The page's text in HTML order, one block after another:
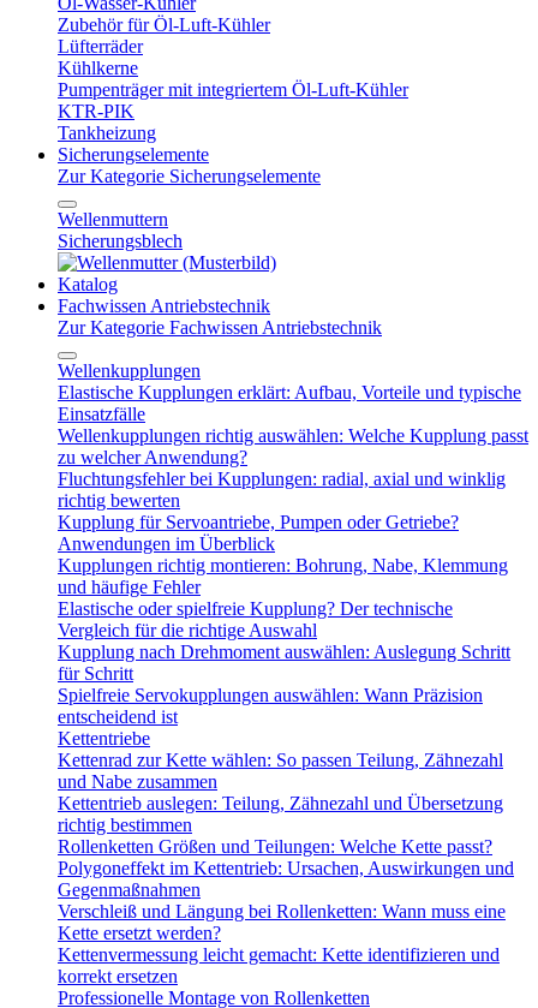
Zubehör für Öl-Luft-Kühler
Lüfterräder
Kühlkerne
Pumpenträger mit integriertem Öl-Luft-Kühler
KTR-PIK
Tankheizung
Sicherungselemente
Zur Kategorie Sicherungselemente
Wellenmuttern
Sicherungsblech
Katalog
Fachwissen Antriebstechnik
Zur Kategorie Fachwissen Antriebstechnik
Wellenkupplungen
Elastische Kupplungen erklärt: Aufbau, Vorteile und typische
Einsatzfälle
Wellenkupplungen richtig auswählen: Welche Kupplung passt
zu welcher Anwendung?
Fluchtungsfehler bei Kupplungen: radial, axial und winklig
richtig bewerten
Kupplung für Servoantriebe, Pumpen oder Getriebe?
Anwendungen im Überblick
Kupplungen richtig montieren: Bohrung, Nabe, Klemmung
und häufige Fehler
Elastische oder spielfreie Kupplung? Der technische
Vergleich für die richtige Auswahl
Kupplung nach Drehmoment auswählen: Auslegung Schritt
für Schritt
Spielfreie Servokupplungen auswählen: Wann Präzision
entscheidend ist
Kettentriebe
Kettenrad zur Kette wählen: So passen Teilung, Zähnezahl
und Nabe zusammen
Kettentrieb auslegen: Teilung, Zähnezahl und Übersetzung
richtig bestimmen
Rollenketten Größen und Teilungen: Welche Kette passt?
Polygoneffekt im Kettentrieb: Ursachen, Auswirkungen und
Gegenmaßnahmen
Verschleiß und Längung bei Rollenketten: Wann muss eine
Kette ersetzt werden?
Kettenvermessung leicht gemacht: Kette identifizieren und
korrekt ersetzen
Professionelle Montage von Rollenketten